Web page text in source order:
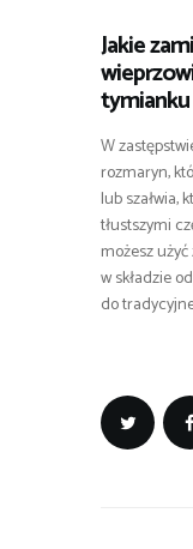
Jakie
tymianku
W
rozmaryn,
lub szałwia,
tłustszymi
możesz
w składzie
do